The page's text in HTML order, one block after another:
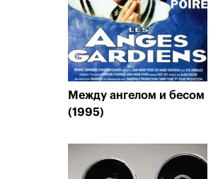
Между ангелом и бесом
(1995)